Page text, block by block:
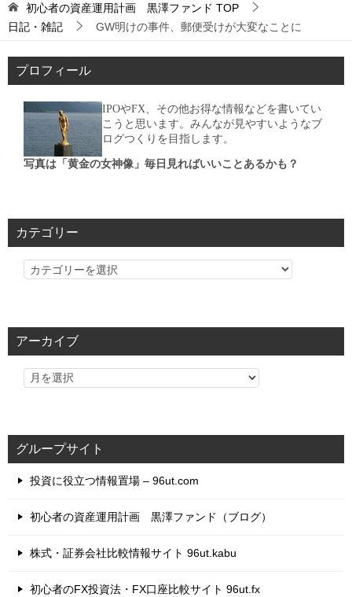
初心者の資産運用計画 黒澤ファンド TOP
日記・雑記
GW明けの事件、郵便受けが大変なことに
プロフィール
IPOやFX、その他お得な情報などを書いてい
こうと思います。みんなが見やすいようなブ
ログつくりを目指します。
写真は「黄金の女神像」毎日見ればいいことあるかも？
カテゴリー
カ
リ
アーカイブ
グループサイト
投資に役立つ情報置場 – 96ut.com
初心者の資産運用計画 黒澤ファンド（ブログ）
株式・証券会社比較情報サイト 96ut.kabu
初心者のFX投資法・FX口座比較サイト 96ut.fx